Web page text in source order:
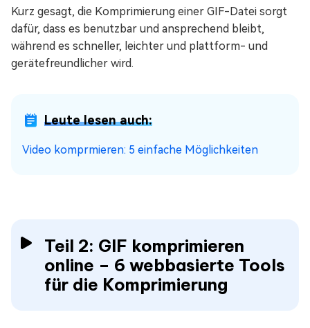
Kurz gesagt, die Komprimierung einer GIF-Datei sorgt
dafür, dass es benutzbar und ansprechend bleibt,
während es schneller, leichter und plattform- und
gerätefreundlicher wird.
Leute lesen auch:
Video komprmieren: 5 einfache Möglichkeiten
Teil 2: GIF komprimieren
online – 6 webbasierte Tools
für die Komprimierung